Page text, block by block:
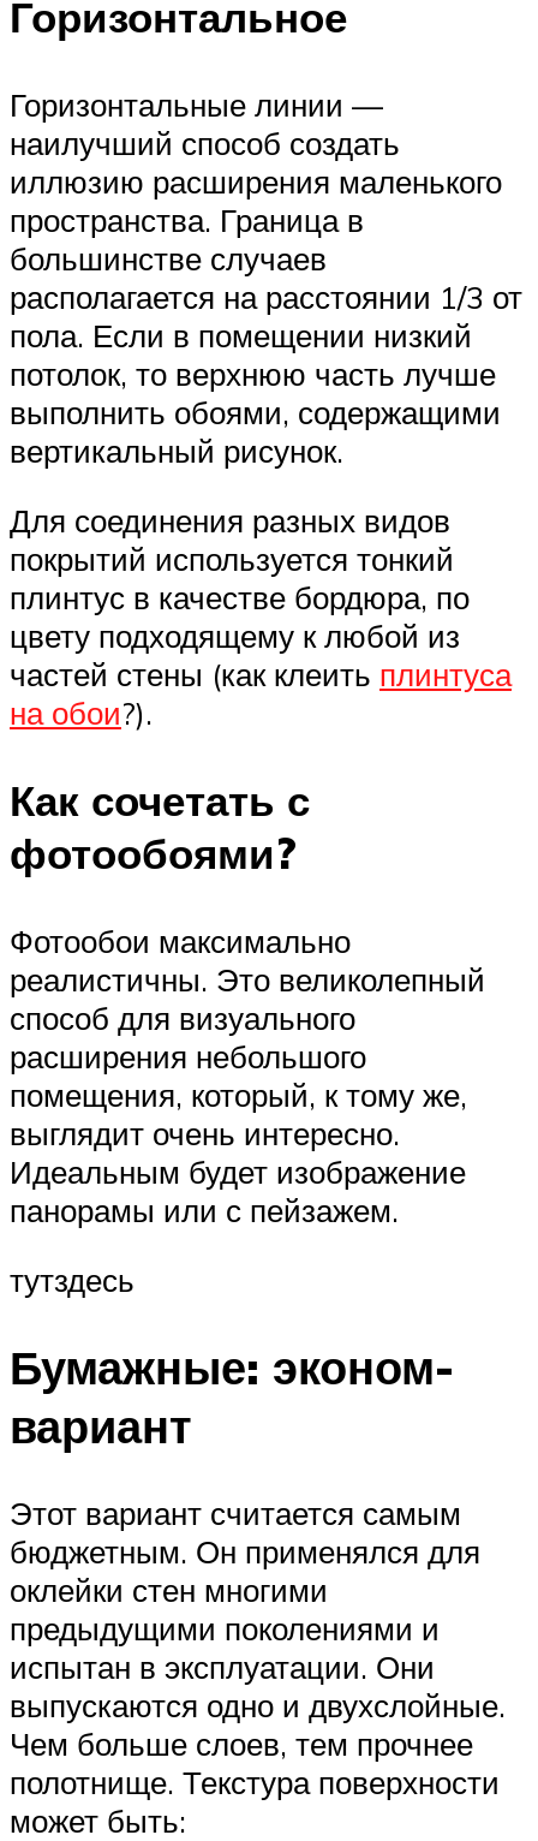
Горизонтальное
Горизонтальные линии —
наилучший способ создать
иллюзию расширения маленького
пространства. Граница в
большинстве случаев
располагается на расстоянии 1/3 от
пола. Если в помещении низкий
потолок, то верхнюю часть лучше
выполнить обоями, содержащими
вертикальный рисунок.
Для соединения разных видов
покрытий используется тонкий
плинтус в качестве бордюра, по
цвету подходящему к любой из
частей стены (как клеить плинтуса
на обои?).
Как сочетать с
фотообоями?
Фотообои максимально
реалистичны. Это великолепный
способ для визуального
расширения небольшого
помещения, который, к тому же,
выглядит очень интересно.
Идеальным будет изображение
панорамы или с пейзажем.
тутздесь
Бумажные: эконом-
вариант
Этот вариант считается самым
бюджетным. Он применялся для
оклейки стен многими
предыдущими поколениями и
испытан в эксплуатации. Они
выпускаются одно и двухслойные.
Чем больше слоев, тем прочнее
полотнище. Текстура поверхности
может быть: